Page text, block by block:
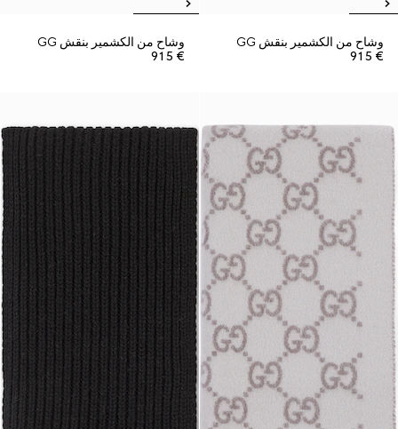
وشاح من الكشمير بنقش GG
€ 915
وشاح من الكشمير بنقش GG
€ 915